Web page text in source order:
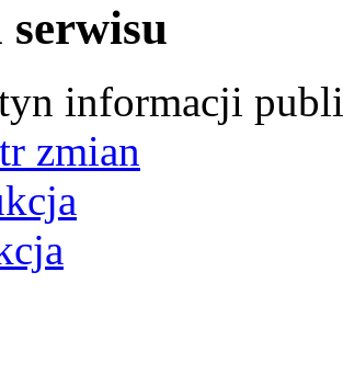
serwisu
informacji
zmian